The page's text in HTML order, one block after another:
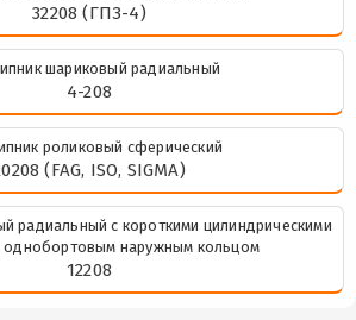
32208 (ГПЗ-4)
шариковый радиальный
4-208
роликовый сферический
(FAG, ISO, SIGMA)
радиальный с короткими цилиндрическими
однобортовым наружным кольцом
12208